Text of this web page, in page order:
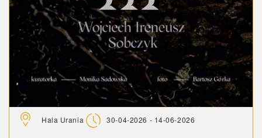
Hala Urania 30-04-2026 - 14-06-2026